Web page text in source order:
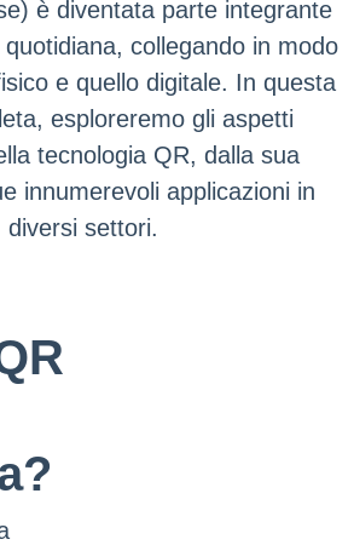
è diventata parte integrante
collegando in modo
e quello digitale. In questa
esploreremo gli aspetti
tecnologia QR, dalla sua
innumerevoli applicazioni in
diversi settori.